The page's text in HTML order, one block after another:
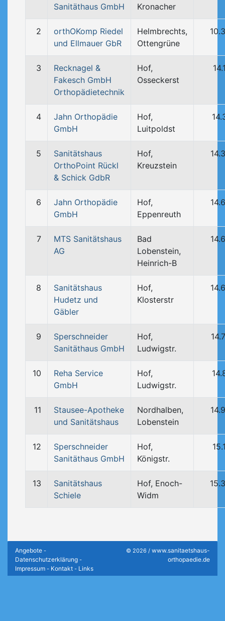
Sanitäthaus GmbH
Kronacher
2
orthOKomp Riedel
und Ellmauer GbR
Helmbrechts,
Ottengrüne
3
Recknagel &
Fakesch GmbH
Orthopädietechnik
Hof,
Osseckerst
4
Jahn Orthopädie
GmbH
Hof,
Luitpoldst
5
Sanitätshaus
OrthoPoint Rückl
& Schick GdbR
Hof,
Kreuzstein
6
Jahn Orthopädie
GmbH
Hof,
Eppenreuth
7
MTS Sanitätshaus
AG
Bad
Lobenstein,
Heinrich-B
8
Sanitätshaus
Hudetz und
Gäbler
Hof,
Klosterstr
9
Sperschneider
Sanitäthaus GmbH
Hof,
Ludwigstr.
10
Reha Service
GmbH
Hof,
Ludwigstr.
11
Stausee-Apotheke
und Sanitätshaus
Nordhalben,
Lobenstein
12
Sperschneider
Sanitäthaus GmbH
Hof,
Königstr.
13
Sanitätshaus
Schiele
Hof, Enoch-
Widm
Angebote -
Datenschutzerklärung -
Impressum - Kontakt - Links
© 2026 / www.sanitaetshaus-
orthopaedie.de